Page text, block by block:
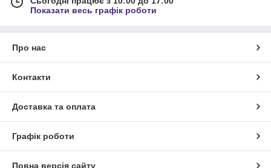
Показати весь графік роботи
Про нас
Контакти
Доставка та оплата
Графік роботи
Повна версія сайту